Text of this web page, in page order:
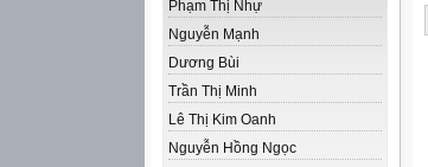
Phạm Thị Nhự
Nguyễn Mạnh
Dương Bùi
Trần Thị Minh
Lê Thị Kim Oanh
Nguyễn Hồng Ngọc